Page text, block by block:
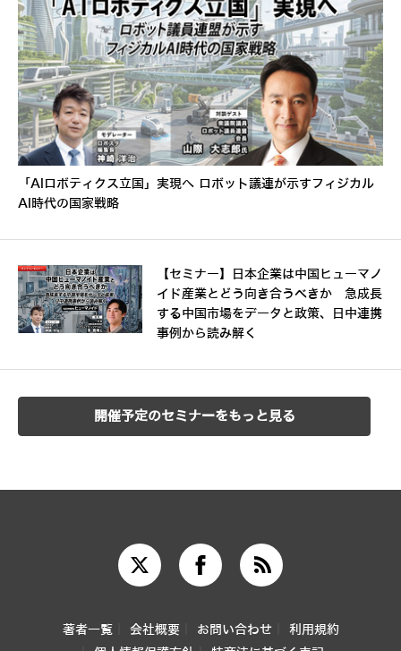
「AIロボティクス立国」実現へ ロボット議連が示すフィジカル
AI時代の国家戦略
【セミナー】日本企業は中国ヒューマノ
イド産業とどう向き合うべきか 急成長
する中国市場をデータと政策、日中連携
事例から読み解く
開催予定のセミナーをもっと見る
著者一覧 会社概要 お問い合わせ
利用規約